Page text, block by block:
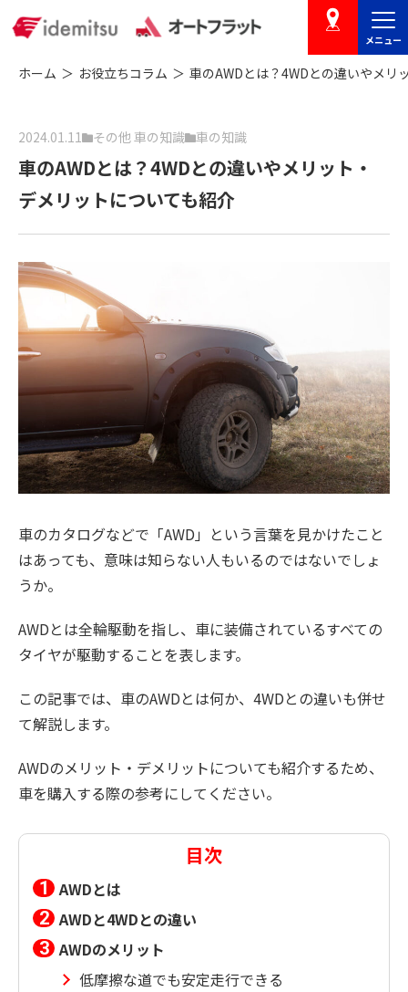
店舗を探す
メニュー
ホーム お役立ちコラム 車のAWDとは？4WDとの違いやメリ
2024.01.11 その他 車の知識 車の知識
車のAWDとは？4WDとの違いやメリット・
デメリットについても紹介
車のカタログなどで「AWD」という言葉を見かけたこと
はあっても、意味は知らない人もいるのではないでしょ
うか。
AWDとは全輪駆動を指し、車に装備されているすべての
タイヤが駆動することを表します。
この記事では、車のAWDとは何か、4WDとの違いも併せ
て解説します。
AWDのメリット・デメリットについても紹介するため、
車を購入する際の参考にしてください。
目次
AWDとは
AWDと4WDとの違い
AWDのメリット
低摩擦な道でも安定走行できる